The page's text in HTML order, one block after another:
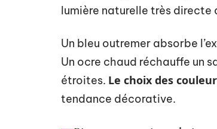
lumière naturelle très directe
Un bleu outremer absorbe
Un ocre chaud réchauffe un
étroites. Le choix des
tendance décorative.